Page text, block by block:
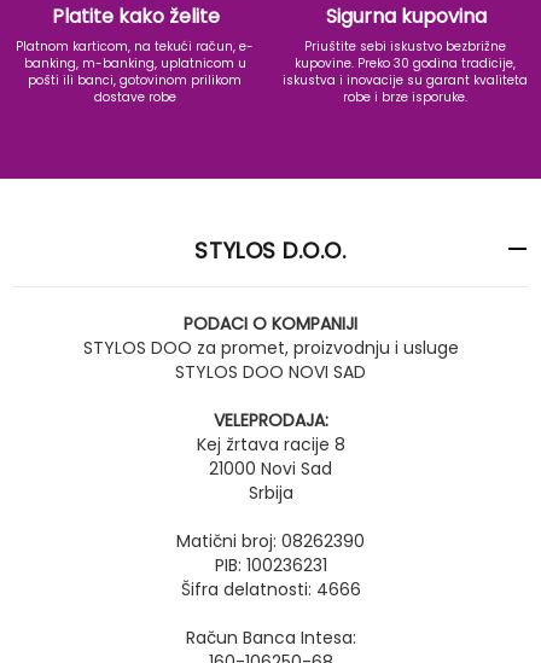
Platite kako želite
Platnom karticom, na tekući račun, e-
banking, m-banking, uplatnicom u
pošti ili banci, gotovinom prilikom
dostave robe
Sigurna kupovina
Priuštite sebi iskustvo bezbrižne
kupovine. Preko 30 godina tradicije,
iskustva i inovacije su garant kvaliteta
robe i brze isporuke.
STYLOS D.O.O.
PODACI O KOMPANIJI
STYLOS DOO za promet, proizvodnju i usluge
STYLOS DOO NOVI SAD
VELEPRODAJA:
Kej žrtava racije 8
21000 Novi Sad
Srbija
Matični broj: 08262390
PIB: 100236231
Šifra delatnosti: 4666
Račun Banca Intesa: